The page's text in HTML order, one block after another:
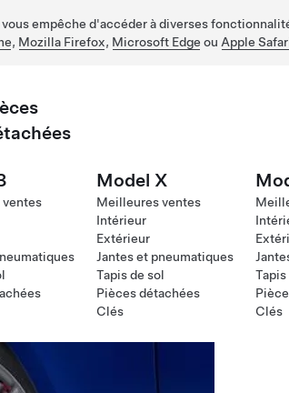
empêche d'accéder à diverses
, Mozilla Firefox, Microsoft Edge ou Apple
Model X
Meilleures ventes
Intérieur
Extérieur
Jantes et pneumatiques
Tapis de sol
Pièces détachées
Clés
Tapis
Clés